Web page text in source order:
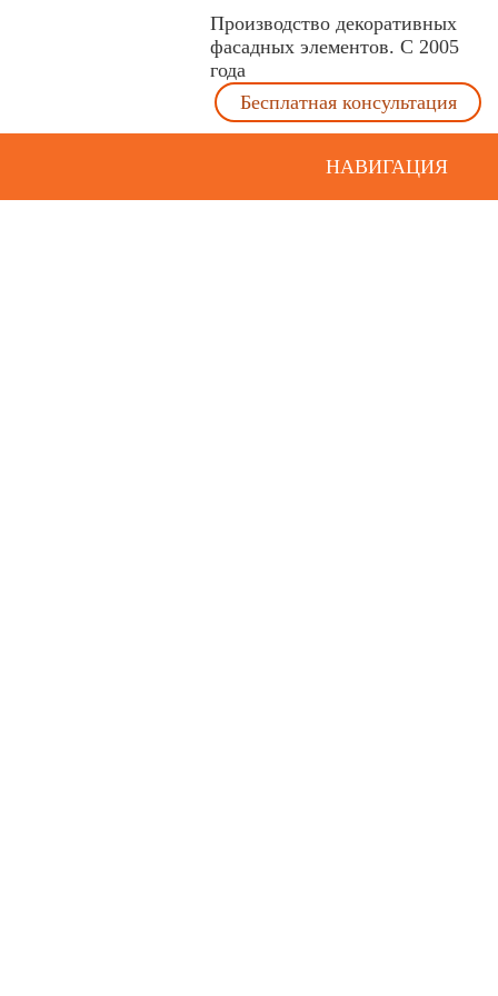
Производство декоративных
фасадных элементов. С 2005
года
Бесплатная консультация
НАВИГАЦИЯ